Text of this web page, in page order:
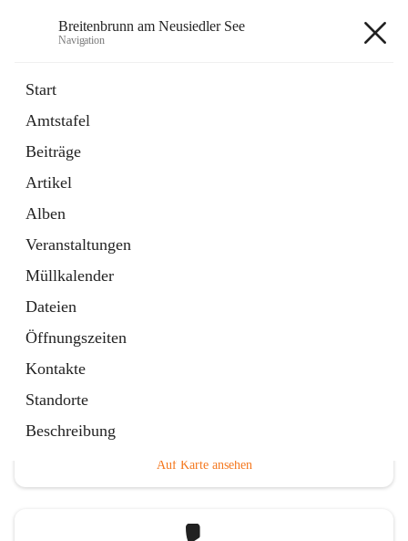
Breitenbrunn am Neusiedler See
Navigation
Start
Amtstafel
Beiträge
Artikel
Alben
Veranstaltungen
Müllkalender
Dateien
Öffnungszeiten
Kontakte
Standorte
Beschreibung
18 Schnellzugriffe
Gemeindeservice
Auf Karte ansehen